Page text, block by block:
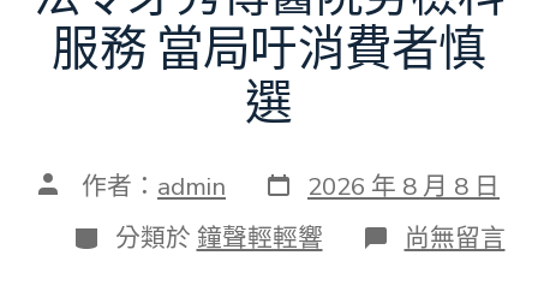
服務 當局吁消費者慎
選
文 作者： admin 發
表
日
期
2026 年 8 月 8 日
分
類
分類於 鐘聲輕輕響 在
〈每
尚無留言